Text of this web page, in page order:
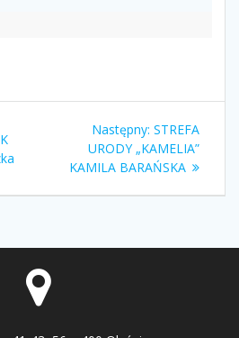
Następny: Następny
wpis:
STREFA
URODY „KAMELIA”
KAMILA BARAŃSKA